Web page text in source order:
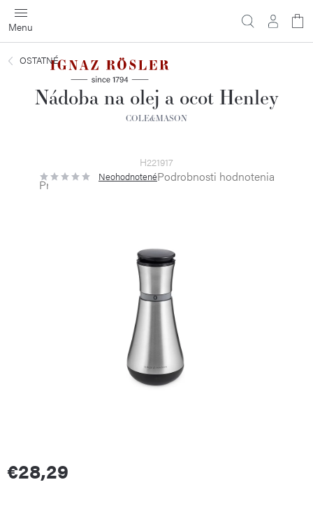
Prejsť
na
obsah
OSTATNÉ
Nádoba na olej a ocot Henley
COLE&MASON
H221917
Priemerné
hodnotenie
NeohodnotenéPodrobnosti hodnotenia
€28,29